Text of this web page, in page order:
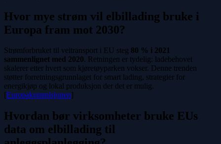
Hvor mye strøm vil elbillading bruke i
Europa fram mot 2030?
Strømforbruket til veitransport i EU steg 80 % i 2021
sammenlignet med 2020. Retningen er tydelig: ladebehovet
skalerer etter hvert som kjøretøyparken vokser. Denne trenden
støtter forretningsgrunnlaget for smart lading, strategier for
energikjøp og lokal produksjon der det er mulig.
[Europakommisjonen]
Hvordan bør virksomheter bruke EUs
data om elbillading til